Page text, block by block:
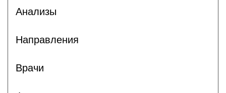
Анализы
Направления
Врачи